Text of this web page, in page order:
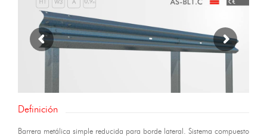
Definición
Barrera metálica simple reducida para borde lateral. Sistema compuesto